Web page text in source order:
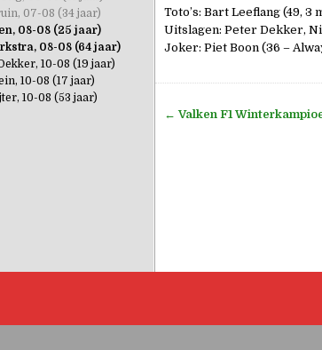
Toto’s: Bart Leeflang (49,
Uitslagen: Peter Dekker,
Joker: Piet Boon (36 –
Bericht
←Valken F1
07-08 (34 jaar)
08-08 (25 jaar)
08-08 (64 jaar)
10-08 (19 jaar)
10-08 (17 jaar)
10-08 (53 jaar)